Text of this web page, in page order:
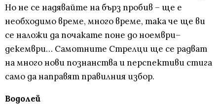
Но не се надявайте на бърз пробив – ще е
необходимо време, много време, така че ще ви
се наложи да почакате поне до ноември–
декември… Самотните Стрелци ще се радват
на много нови познанства и перспективи стига
само да направят правилния избор.
Водолей